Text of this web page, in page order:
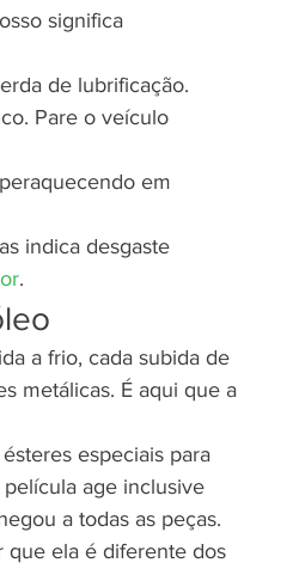
significa
de lubrificação.
Pare o veículo
em
indica desgaste
.
a frio, cada subida de
metálicas. É aqui que a
especiais para
age inclusive
a todas as peças.
que ela é diferente dos